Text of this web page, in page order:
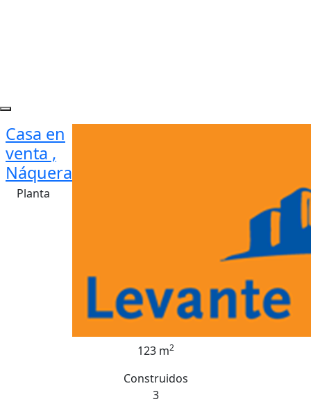
Casa en
venta ,
Náquera
Planta
123 m2
Construidos
3